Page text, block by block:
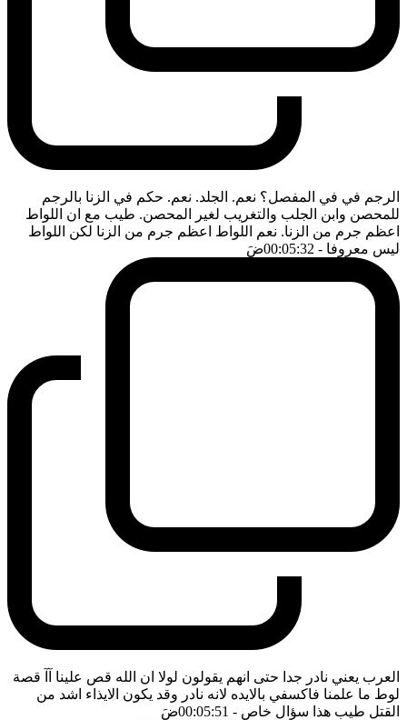
الرجم في في المفصل؟ نعم. الجلد. نعم. حكم في الزنا بالرجم
للمحصن وابن الجلب والتغريب لغير المحصن. طيب مع ان اللواط
اعظم جرم من الزنا. نعم اللواط اعظم جرم من الزنا لكن اللواط
ليس معروفا - 00:05:32 ضَ
العرب يعني نادر جدا حتى انهم يقولون لولا ان الله قص علينا آآ قصة
لوط ما علمنا فاكسفي بالايده لانه نادر وقد يكون الايذاء اشد من
القتل طيب هذا سؤال خاص - 00:05:51 ضَ